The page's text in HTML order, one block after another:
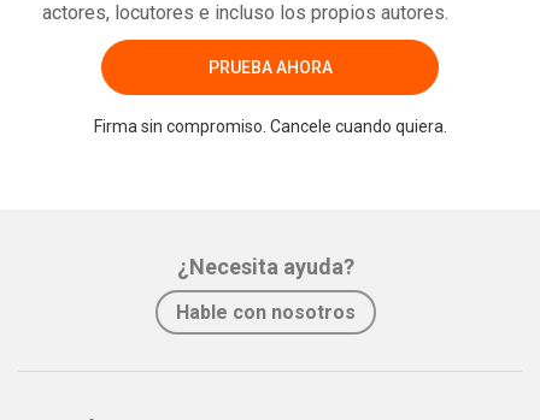
actores, locutores e incluso los propios autores.
PRUEBA AHORA
Firma sin compromiso. Cancele cuando quiera.
¿Necesita ayuda?
Hable con nosotros